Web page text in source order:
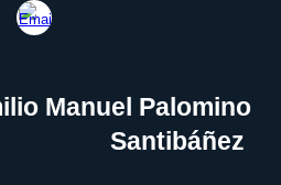
Manuel Palomino
Santibáñez